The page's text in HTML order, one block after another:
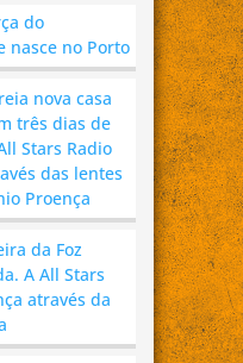
do
nasce no Porto
nova casa
três dias de
Stars Radio
das lentes
Proença
da Foz
A All Stars
através da